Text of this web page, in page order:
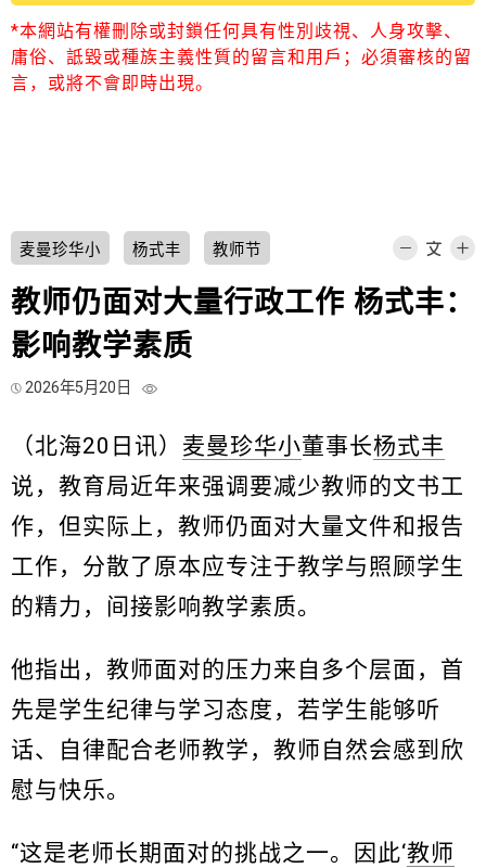
*本網站有權刪除或封鎖任何具有性別歧視、人身攻擊、
庸俗、詆毀或種族主義性質的留言和用戶；必須審核的留
言，或將不會即時出現。
麦曼珍华小 杨式丰 教师节
教师仍面对大量行政工作 杨式丰：
影响教学素质
2026年5月20日
（北海20日讯） 麦曼珍华小董事长杨式丰
说，教育局近年来强调要减少教师的文书工
作，但实际上，教师仍面对大量文件和报告
工作，分散了原本应专注于教学与照顾学生
的精力，间接影响教学素质。
他指出，教师面对的压力来自多个层面，首
先是学生纪律与学习态度，若学生能够听
话、自律配合老师教学，教师自然会感到欣
慰与快乐。
“这是老师长期面对的挑战之一。因此‘教师